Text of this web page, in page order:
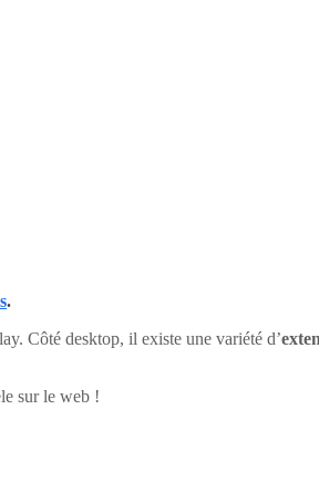
.
Côté desktop, il existe une variété d’
sur le web !